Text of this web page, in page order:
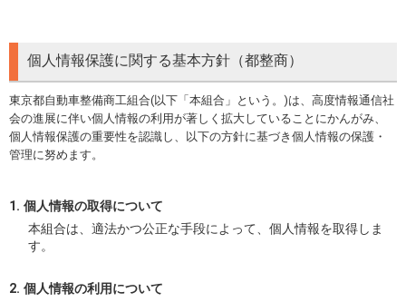
個人情報保護に関する基本方針（都整商）
東京都自動車整備商工組合(以下「本組合」という。)は、高度情報通信社
会の進展に伴い個人情報の利用が著しく拡大していることにかんがみ、
個人情報保護の重要性を認識し、以下の方針に基づき個人情報の保護・
管理に努めます。
個人情報の取得について
本組合は、適法かつ公正な手段によって、個人情報を取得しま
す。
個人情報の利用について